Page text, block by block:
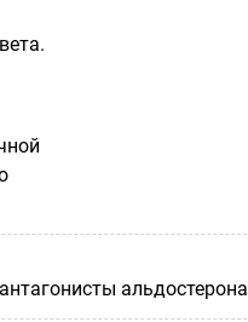
альдостерона